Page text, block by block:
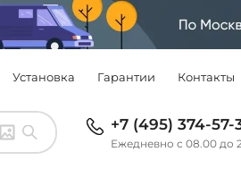
Установка Гарантии Контакты
+7 (495) 374-57-
Ежедневно с 08.00 до